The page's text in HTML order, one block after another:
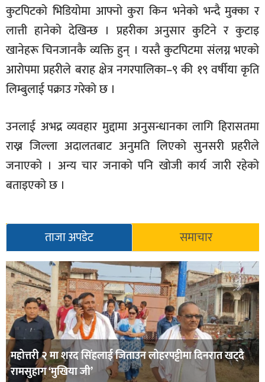
स्वास्थ्य
कुटपिटको भिडियोमा आफ्नो कुरा किन भनेको भन्दै मुक्का र
लात्ती हानेको देखिन्छ । प्रहरीका अनुसार कुटिने र कुटाइ
खानेहरू चिनजानकै व्यक्ति हुन् । यस्तै कुटपिटमा संलग्न भएको
आरोपमा प्रहरीले बराह क्षेत्र नगरपालिका–९ की १९ वर्षीया कृति
लिम्बुलाई पक्राउ गरेको छ ।
उनलाई अभद्र व्यवहार मुद्दामा अनुसन्धानका लागि हिरासतमा
राख्न जिल्ला अदालतबाट अनुमति लिएको सुनसरी प्रहरीले
जनाएको । अन्य चार जनाको पनि खोजी कार्य जारी रहेको
बताइएको छ ।
ताजा अपडेट समाचार
महोत्तरी २ मा शरद सिंहलाई जिताउन लोहरपट्टीमा दिनरात खट्दै
रामसुहाग ‘मुखिया जी’